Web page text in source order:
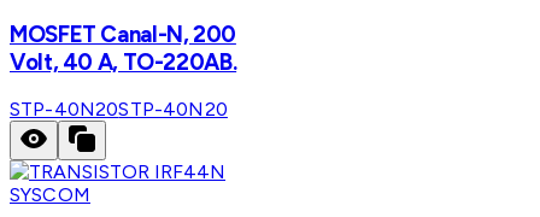
MOSFET Canal-N, 200
Volt, 40 A, TO-220AB.
STP-40N20STP-40N20
SYSCOM